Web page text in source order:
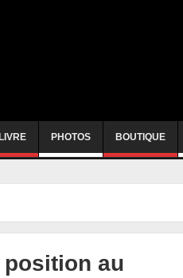
LIVRE PHOTOS BOUTIQUE
position au